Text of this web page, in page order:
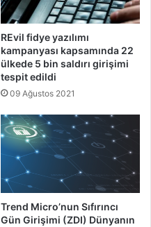
REvil fidye yazılımı
kampanyası kapsamında 22
ülkede 5 bin saldırı girişimi
tespit edildi
09 Ağustos 2021
Trend Micro’nun Sıfırıncı
Gün Girişimi (ZDI) Dünyanın